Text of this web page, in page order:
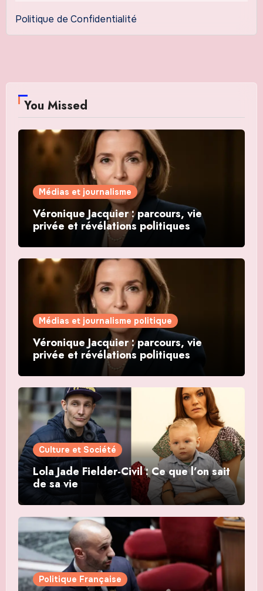
Politique de Confidentialité
You Missed
Médias et journalisme
Véronique Jacquier : parcours, vie
privée et révélations politiques
Médias et journalisme politique
Véronique Jacquier : parcours, vie
privée et révélations politiques
Culture et Société
Lola Jade Fielder-Civil : Ce que l’on sait
de sa vie
Politique Française